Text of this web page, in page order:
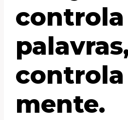
controla
controla
mente.